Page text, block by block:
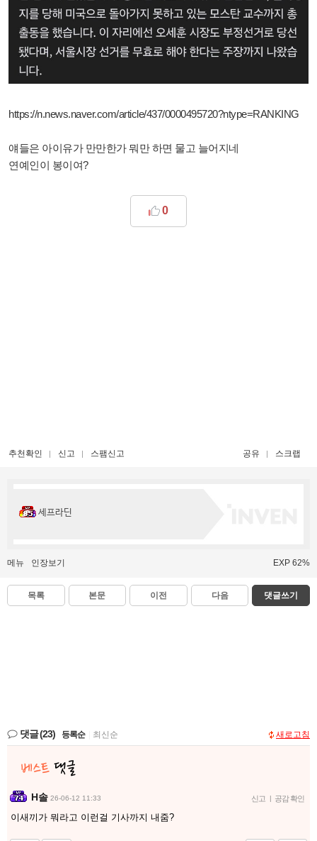
https://n.news.naver.com/article/437/0000495720?ntype=RANKING
얘들은 아이유가 만만한가 뭐만 하면 물고 늘어지네
연예인이 봉이여?
0
추천확인 신고 스팸신고 공유 스크랩
세프라딘
메뉴 인장보기 EXP 62%
목록 본문 이전 다음 댓글쓰기
댓글(23) 등록순 최신순 새로고침
H솔 26-06-12 11:33 신고 | 공감 확인
이새끼가 뭐라고 이런걸 기사까지 내줌?